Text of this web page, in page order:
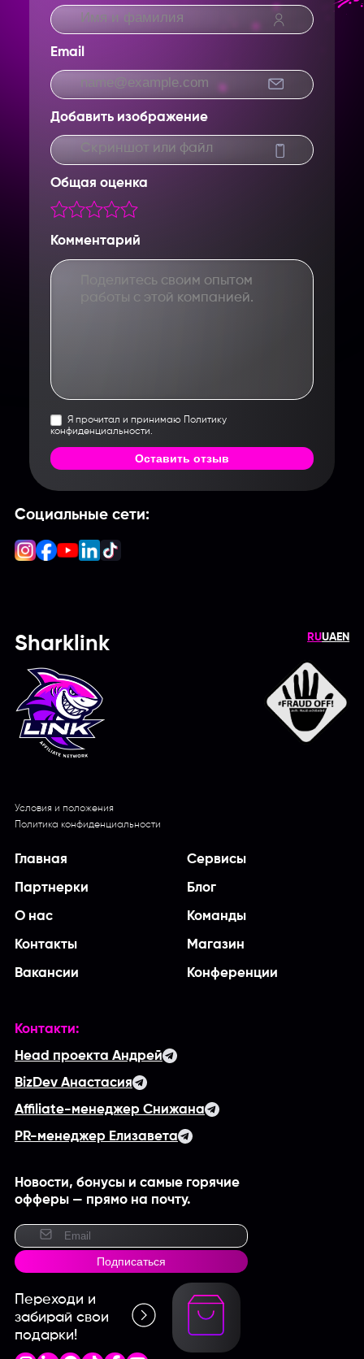
сервиса,команды и т.п.
Социальные сети:
Email
Добавить изображение
Скриншот или файл
Общая оценка
Комментарий
Я прочитал и принимаю Политику
конфиденциальности.
Оставить отзыв
Sharklink RUUAEN
Условия и положения
Политика конфиденциальности
Главная Сервисы
Партнерки Блог
О нас Команды
Контакты Магазин
Вакансии Конференции
Контакти:
Head проекта Андрей
BizDev Анастасия
Affiliate-менеджер Снижана
PR-менеджер Елизавета
Новости, бонусы и самые горячие
офферы — прямо на почту.
Подписаться
Переходи и
забирай свои
подарки!